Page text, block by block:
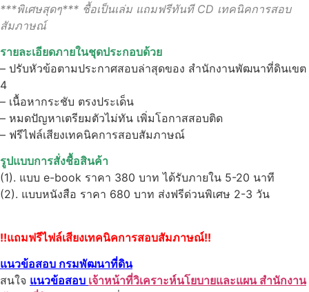
***พิเศษสุดๆ*** ชื้อเป็นเล่ม แถมฟรีทันที CD เทคนิคการสอบ
สัมภาษณ์
รายละเอียดภายในชุดประกอบด้วย
– ปรับหัวข้อตามประกาศสอบล่าสุดของ สำนักงานพัฒนาที่ดินเขต
4
– เนื้อหากระชับ ตรงประเด็น
– หมดปัญหาเตรียมตัวไม่ทัน เพิ่มโอกาสสอบติด
– ฟรีไฟล์เสียงเทคนิคการสอบสัมภาษณ์
รูปแบบการสั่งชื้อสินค้า
(1). แบบ e-book ราคา 380 บาท ได้รับภายใน 5-20 นาที
(2). แบบหนังสือ ราคา 680 บาท ส่งฟรีด่วนพิเศษ 2-3 วัน
!!แถมฟรีไฟล์เสียงเทคนิคการสอบสัมภาษณ์!!
แนวข้อสอบ กรมพัฒนาที่ดิน
สนใจ แนวข้อสอบ เจ้าหน้าที่วิเคราะห์นโยบายและแผน สำนักงาน